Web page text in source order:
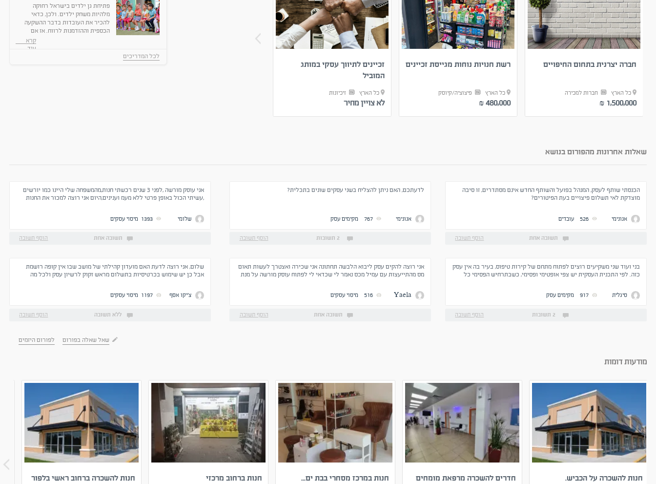
חברה יצרנית בתחום החיפויים
כל הארץ חברות למכירה
1,500,000
₪
רשת חנויות נוחות מגייסת זכיינים
כל הארץ פיצוציה/קיוסק
480,000
₪
זכיינים לתיווך עסקי במותג
המוביל
כל הארץ זיכיונות
לא צויין מחיר
בישראל?
פתיחת גן ילדים בישראל רחוקה
מלהיות משחק ילדים. ולכן, כדאי
להכיר את העובדות בדבר ההשקעה
הכספית וההזדמנות לרווח. אז אם
קרא
עוד
לכל המדריכים
שאלות אחרונות מהפורום בנושא
הכנסתי שותף לעסק, המנהל בפועל והשותף החדש אינם מסתדרים, זו סיבה
מוצדקת לאי תשלום פיצויים בעת הפיטורים?
אנונימי 526 עובדים
תשובה אחת הוסף תשובה
לדעתכם, האם ניתן להצליח בשני עסקים שונים בתכלית?
אנונימי 767 מקימים עסק
2 תשובות הוסף תשובה
אני עוסק מורשה ,לפני 3 שנים רכשתי חנות,מהמשפחה שלי היינו כמו יורשים
,עשיתי הכול באופן פרטי ללא מעמ וענינים,היום אני רוצה למכור את החנות
לשלם מע"מ
שלומי 1393 מיסוי עסקים
תשובה אחת הוסף תשובה
בני ועוד שני משקיעים רוצים לפתוח מתחם של קירות טיפוס, בעיר בה אין עסק
כזה. לפי התכנית העסקית יש צפי אופטימי ופסימי, כשבתרחיש הפסימי כל
זו? והאם מגיפת הקורונה יכולה להוות פקטור בעניין. לבני כמעט ואין הון עצמי
והוא חושב לקחת חלק מההשקעה מהלוואות. תודה.
סיגלית 917 מקימים עסק
2 תשובות הוסף תשובה
אני רוצה להקים עסק ליבוא הלבשה תחתונה אני שכירה ואצטרך לעשות תאום
מס מהתייעצות עם עמיל מכס נאמר לי שכדאי לי לפתוח עוסק מורשה על מנת
פטור או ישר כפי שהומלץ לי עוסק מורשה
Yaela
516 מיסוי עסקים
תשובה אחת הוסף תשובה
שלום, אני רוצה לדעת האם מועדון קהילתי של מושב שבו אין קופה רושמת
אבל כן יש שימוש בכרטיסיות בתשלום מראש זקוק לרשיון עסק ולכל מה
צ'יקו אסף 1197 מיסוי עסקים
ללא תשובה הוסף תשובה
שאל שאלה בפורום לפורום היזמים
מודעות דומות
חנות להשכרה על הכביש.
חדרים להשכרה מרפאת מומחים
חנות במרכז מסחרי בבת ים... חנות ברחוב מרכזי חנות להשכרה ברחוב ראשי בלפור